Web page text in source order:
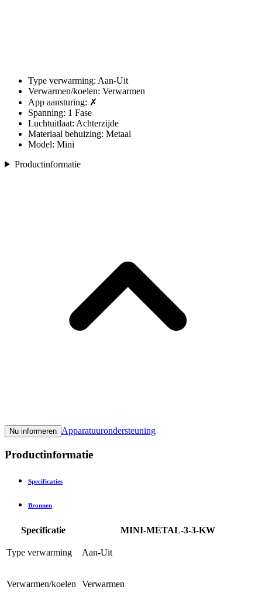
Type verwarming: Aan-Uit
Verwarmen/koelen: Verwarmen
App aansturing: ✗
Spanning: 1 Fase
Luchtuitlaat: Achterzijde
Materiaal behuizing: Metaal
Model: Mini
Productinformatie
Nu informeren Apparatuurondersteuning
Productinformatie
Specificaties
Bronnen
Specificatie MINI-METAL-3-3-KW
Type verwarming Aan-Uit
Verwarmen/koelen Verwarmen